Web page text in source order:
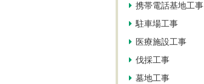
携帯電話基地工事
駐車場工事
医療施設工事
伐採工事
墓地工事